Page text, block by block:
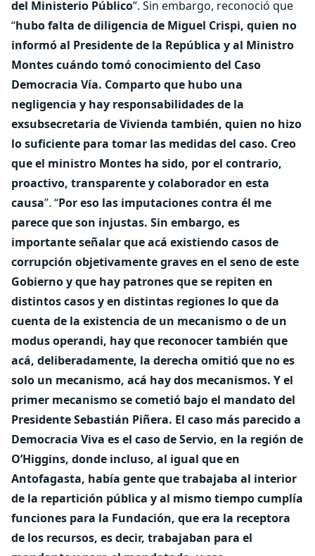
del Ministerio Público”. Sin embargo, reconoció que
“hubo falta de diligencia de Miguel Crispi, quien no
informó al Presidente de la República y al Ministro
Montes cuándo tomó conocimiento del Caso
Democracia Vía. Comparto que hubo una
negligencia y hay responsabilidades de la
exsubsecretaria de Vivienda también, quien no hizo
lo suficiente para tomar las medidas del caso. Creo
que el ministro Montes ha sido, por el contrario,
proactivo, transparente y colaborador en esta
causa”. “Por eso las imputaciones contra él me
parece que son injustas. Sin embargo, es
importante señalar que acá existiendo casos de
corrupción objetivamente graves en el seno de este
Gobierno y que hay patrones que se repiten en
distintos casos y en distintas regiones lo que da
cuenta de la existencia de un mecanismo o de un
modus operandi, hay que reconocer también que
acá, deliberadamente, la derecha omitió que no es
solo un mecanismo, acá hay dos mecanismos. Y el
primer mecanismo se cometió bajo el mandato del
Presidente Sebastián Piñera. El caso más parecido a
Democracia Viva es el caso de Servio, en la región de
O’Higgins, donde incluso, al igual que en
Antofagasta, había gente que trabajaba al interior
de la repartición pública y al mismo tiempo cumplía
funciones para la Fundación, que era la receptora
de los recursos, es decir, trabajaban para el